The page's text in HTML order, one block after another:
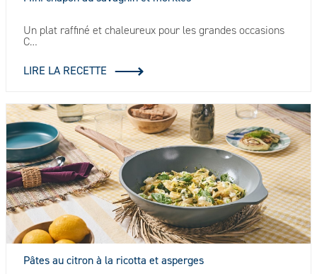
Un plat raffiné et chaleureux pour les grandes occasions
C…
LIRE LA RECETTE
Pâtes au citron à la ricotta et asperges